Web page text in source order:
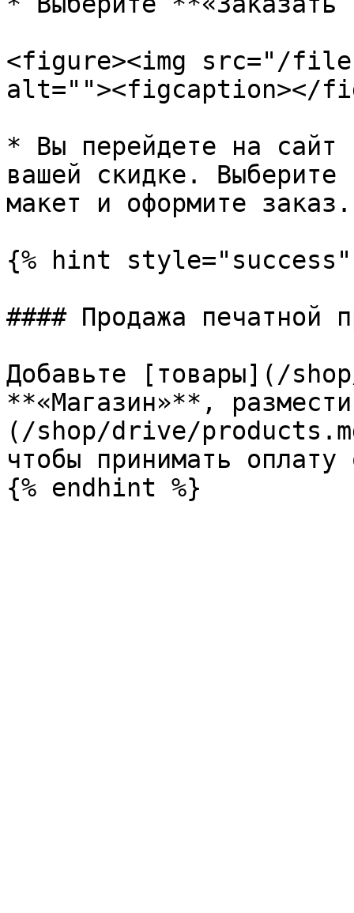
<figure><img src="/
alt=""><figcaption></
* Вы перейдете на сайт
вашей скидке. Выберите
макет и оформите заказ.
{% hint style="success"
#### Продажа печатной
Добавьте [товары](/
**«Магазин»**,
(/shop/drive/
чтобы принимать